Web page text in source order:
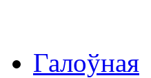
Галоўная